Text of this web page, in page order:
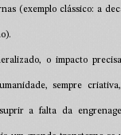
(exemplo clássico: a
o impacto
sempre
a falta da